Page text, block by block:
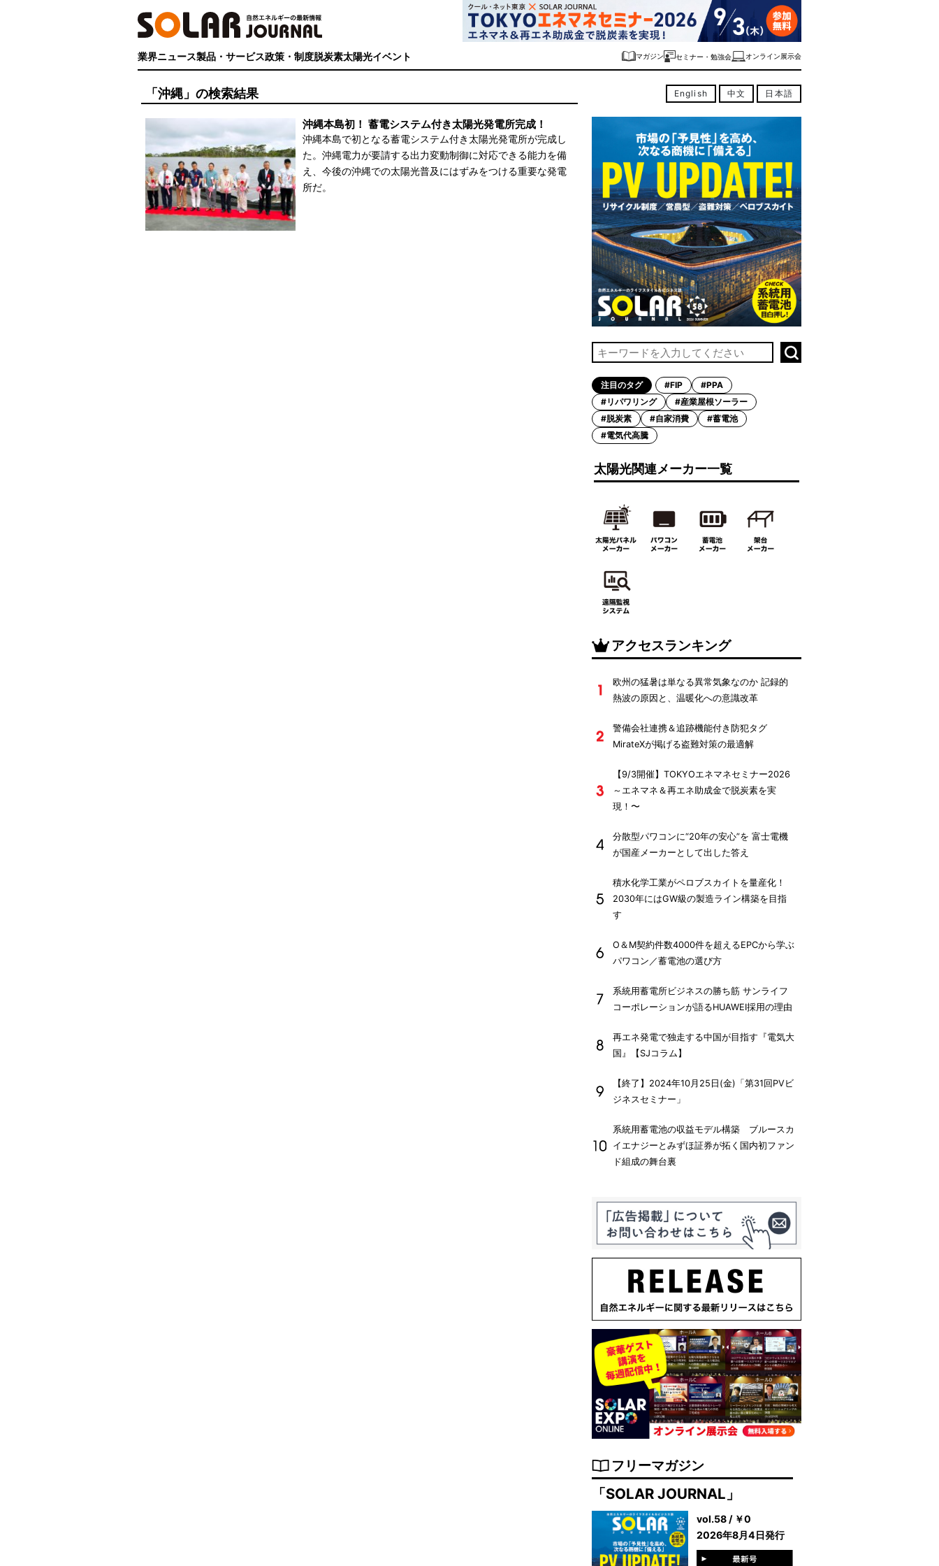
業界ニュース製品・サービス政策・制度脱炭素太陽光イベント マガジン セミナー・勉強会 オンライン展示会
「沖縄」の検索結果
沖縄本島で初となる蓄電システム付き太陽光発電所が完成し
た。沖縄電力が要請する出力変動制御に対応できる能力を備
え、今後の沖縄での太陽光普及にはずみをつける重要な発電
所だ。
沖縄本島初！ 蓄電システム付き太陽光発電所完成！
English 中文 日本語
注目のタグ #FIP
#PPA
#リパワリング
#産業屋根ソーラー
#脱炭素
#自家消費
#蓄電池
#電気代高騰
太陽光関連メーカー一覧
アクセスランキング
欧州の猛暑は単なる異常気象なのか 記録的
熱波の原因と、温暖化への意識改革
警備会社連携＆追跡機能付き防犯タグ
MirateXが掲げる盗難対策の最適解
【9/3開催】TOKYOエネマネセミナー2026
～エネマネ＆再エネ助成金で脱炭素を実
現！〜
分散型パワコンに“20年の安心”を 富士電機
が国産メーカーとして出した答え
積水化学工業がペロブスカイトを量産化！
2030年にはGW級の製造ライン構築を目指
す
O＆M契約件数4000件を超えるEPCから学ぶ
パワコン／蓄電池の選び方
系統用蓄電所ビジネスの勝ち筋 サンライフ
コーポレーションが語るHUAWEI採用の理由
再エネ発電で独走する中国が目指す『電気大
国』【SJコラム】
【終了】2024年10月25日(金)「第31回PVビ
ジネスセミナー」
系統用蓄電池の収益モデル構築 ブルースカ
イエナジーとみずほ証券が拓く国内初ファン
ド組成の舞台裏
フリーマガジン
「SOLAR JOURNAL」
vol.58 / ￥0
2026年8月4日発行